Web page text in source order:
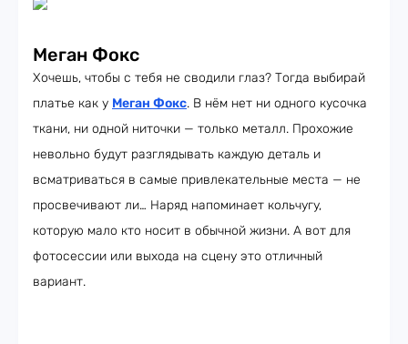
Меган Фокс
Хочешь, чтобы с тебя не сводили глаз? Тогда выбирай
платье как у Меган Фокс. В нём нет ни одного кусочка
ткани, ни одной ниточки — только металл. Прохожие
невольно будут разглядывать каждую деталь и
всматриваться в самые привлекательные места — не
просвечивают ли… Наряд напоминает кольчугу,
которую мало кто носит в обычной жизни. А вот для
фотосессии или выхода на сцену это отличный
вариант.